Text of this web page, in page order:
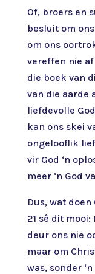
Of, broers en
besluit om
om ons
vereffen nie
die boek van
van die aarde
liefdevolle
kan ons skei
ongelooflik
vir God ‘n
meer ‘n God
Dus, wat doen
21 sê dit
deur ons nie
maar om
was, sonder